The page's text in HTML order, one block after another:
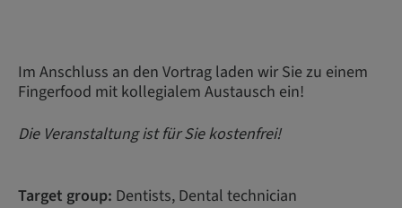
Im Anschluss an den Vortrag laden wir Sie zu einem
Fingerfood mit kollegialem Austausch ein!
Die Veranstaltung ist für Sie kostenfrei!
Target group: Dentists, Dental technician